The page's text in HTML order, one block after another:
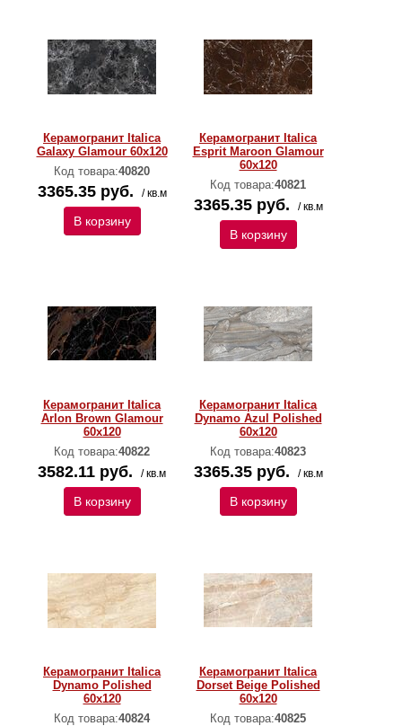
Керамогранит Italica
Galaxy Glamour 60х120
Код товара:40820
3365.35 руб. / кв.м
В корзину
Керамогранит Italica
Esprit Maroon Glamour
60х120
Код товара:40821
3365.35 руб. / кв.м
В корзину
Керамогранит Italica
Arlon Brown Glamour
60х120
Код товара:40822
3582.11 руб. / кв.м
В корзину
Керамогранит Italica
Dynamo Azul Polished
60х120
Код товара:40823
3365.35 руб. / кв.м
В корзину
Керамогранит Italica
Dynamo Polished
60х120
Код товара:40824
Керамогранит Italica
Dorset Beige Polished
60х120
Код товара:40825